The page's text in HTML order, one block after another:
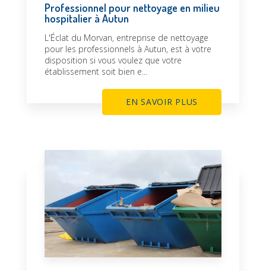
Professionnel pour nettoyage en milieu
hospitalier à Autun
L'Éclat du Morvan, entreprise de nettoyage
pour les professionnels à Autun, est à votre
disposition si vous voulez que votre
établissement soit bien e...
EN SAVOIR PLUS